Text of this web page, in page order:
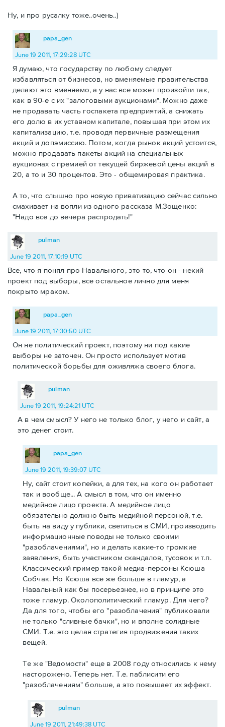
Ну, и про русалку тоже..очень..)
papa_gen
June 19 2011, 17:29:28 UTC
Я думаю, что государству по любому следует
избавляться от бизнесов, но вменяемые правительства
делают это вменяемо, а у нас все может произойти так,
как в 90-е с их "залоговыми аукционами". Можно даже
не продавать часть госпакета предприятий, а снижать
его долю в их уставном капитале, повышая при этом их
капитализацию, т.е. проводя первичные размещения
акций и допэмиссию. Потом, когда рынок акций устоится,
можно продавать пакеты акций на специальных
аукционах с премией от текущей биржевой цены акций в
20, а то и 30 процентов. Это - общемировая практика.
А то, что слышно про новую приватизацию сейчас сильно
смахивает на вопли из одного рассказа М.Зощенко:
"Надо все до вечера распродать!"
pulman
June 19 2011, 17:10:19 UTC
Все, что я понял про Навального, это то, что он - некий
проект под выборы, все остальное лично для меня
покрыто мраком.
papa_gen
June 19 2011, 17:30:50 UTC
Он не политический проект, поэтому ни под какие
выборы не заточен. Он просто использует мотив
политической борьбы для оживляжа своего блога.
pulman
June 19 2011, 19:24:21 UTC
А в чем смысл? У него не только блог, у него и сайт, а
это денег стоит.
papa_gen
June 19 2011, 19:39:07 UTC
Ну, сайт стоит копейки, а для тех, на кого он работает
так и вообще... А смысл в том, что он именно
медийное лицо проекта. А медийное лицо
обязательно должно быть медийной персоной, т.е.
быть на виду у публики, светиться в СМИ, производить
информационные поводы не только своими
"разоблачениями", но и делать какие-то громкие
заявления, быть участником скандалов, тусовок и т.п.
Классический пример такой медиа-персоны Ксюша
Собчак. Но Ксюша все же больше в гламур, а
Навальный как бы посерьезнее, но в принципе это
тоже гламур. Околополитический гламур. Для чего?
Да для того, чтобы его "разоблачения" публиковали
не только "сливные бачки", но и вполне солидные
СМИ. Т.е. это целая стратегия продвижения таких
вещей.
Те же "Ведомости" еще в 2008 году относились к нему
насторожено. Теперь нет. Т.е. паблисити его
"разоблачениям" больше, а это повышает их эффект.
pulman
June 19 2011, 21:49:38 UTC